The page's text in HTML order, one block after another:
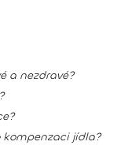
a nezdravé?
jídla?